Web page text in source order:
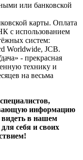
или банковской
карты. Оплата
с использованием
систем:
Worldwide, JCB.
- прекрасная
технику и
на весьма
информацию
видеть в нашем
себя и своих